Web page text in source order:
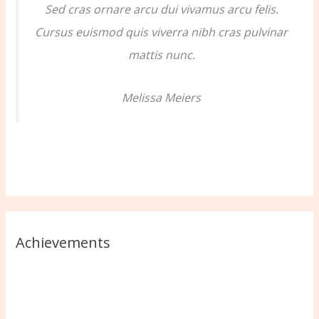
Sed cras ornare arcu dui vivamus arcu felis.
Cursus euismod quis viverra nibh cras pulvinar
mattis nunc.
Melissa Meiers
Achievements